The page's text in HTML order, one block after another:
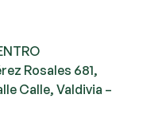
Rosales 681,
Calle, Valdivia –